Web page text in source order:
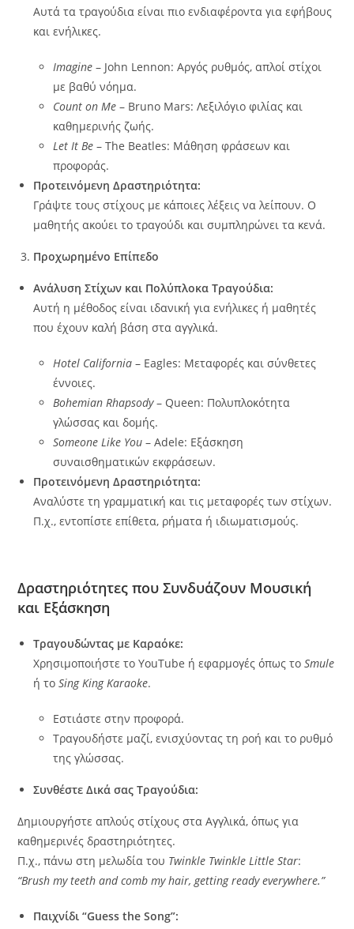
Αυτά τα τραγούδια είναι πιο ενδιαφέροντα για εφήβους
και ενήλικες.
Imagine – John Lennon: Αργός ρυθμός, απλοί στίχοι
με βαθύ νόημα.
Count on Me – Bruno Mars: Λεξιλόγιο φιλίας και
καθημερινής ζωής.
Let It Be – The Beatles: Μάθηση φράσεων και
προφοράς.
Προτεινόμενη Δραστηριότητα:
Γράψτε τους στίχους με κάποιες λέξεις να λείπουν. Ο
μαθητής ακούει το τραγούδι και συμπληρώνει τα κενά.
Προχωρημένο Επίπεδο
Ανάλυση Στίχων και Πολύπλοκα Τραγούδια:
Αυτή η μέθοδος είναι ιδανική για ενήλικες ή μαθητές
που έχουν καλή βάση στα αγγλικά.
Hotel California – Eagles: Μεταφορές και σύνθετες
έννοιες.
Bohemian Rhapsody– Queen: Πολυπλοκότητα
γλώσσας και δομής.
Someone Like You – Adele: Εξάσκηση
συναισθηματικών εκφράσεων.
Προτεινόμενη Δραστηριότητα:
Αναλύστε τη γραμματική και τις μεταφορές των στίχων.
Π.χ., εντοπίστε επίθετα, ρήματα ή ιδιωματισμούς.
Δραστηριότητες που Συνδυάζουν Μουσική
και Εξάσκηση
Τραγουδώντας με Καραόκε:
Χρησιμοποιήστε το YouTube ή εφαρμογές όπως τοSmule
ή τοSing King Karaoke.
Εστιάστε στην προφορά.
Τραγουδήστε μαζί, ενισχύοντας τη ροή και το ρυθμό
της γλώσσας.
Συνθέστε Δικά σας Τραγούδια:
Δημιουργήστε απλούς στίχους στα Αγγλικά, όπως για
καθημερινές δραστηριότητες.
Π.χ., πάνω στη μελωδία του Twinkle Twinkle Little Star:
“Brush my teeth and comb my hair, getting ready everywhere.”
Παιχνίδι “Guess the Song”: